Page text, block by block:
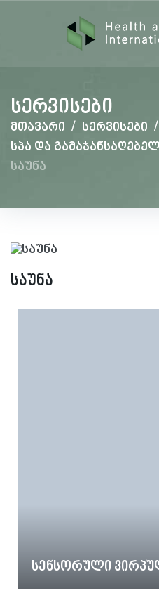
სერვისები
მთავარი / სერვისები /
სპა და
საუნა
საუნა
სენსორული